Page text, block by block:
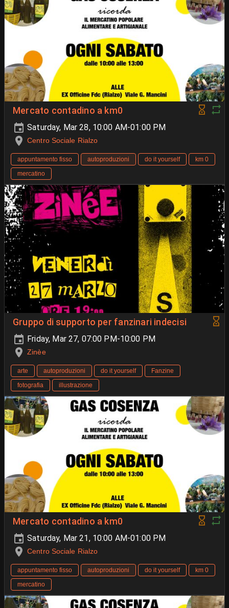
Mercato contadino a km0
Saturday, Mar 28, 10:00 AM-01:00 PM
Centro Sociale Rialzo
appuntamento fisso autoproduzioni do it yourself
km 0
mercatino
Gruppo di supporto per fanzinari indecisi
Friday, Mar 27, 07:00 PM-10:00 PM
Zinèe
arte autoproduzioni do it yourself
Fanzine
fotografia
illustrazione
Mercato contadino a km0
Saturday, Mar 21, 10:00 AM-01:00 PM
Centro Sociale Rialzo
appuntamento fisso autoproduzioni do it yourself
km 0
mercatino